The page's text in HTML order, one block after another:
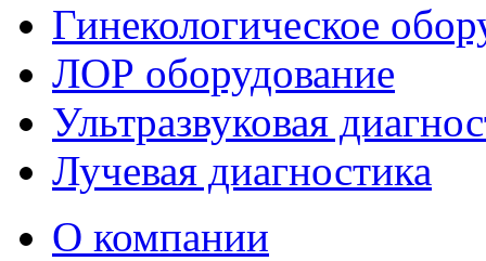
Гинекологическое
ЛОР оборудование
Ультразвуковая
Лучевая диагностика
О компании